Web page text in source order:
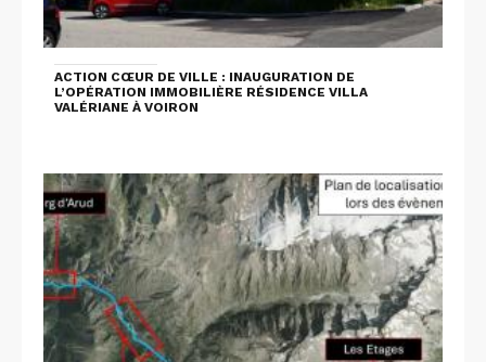
ACTION CŒUR DE VILLE : INAUGURATION DE
L’OPÉRATION IMMOBILIÈRE RÉSIDENCE VILLA
VALÉRIANE À VOIRON